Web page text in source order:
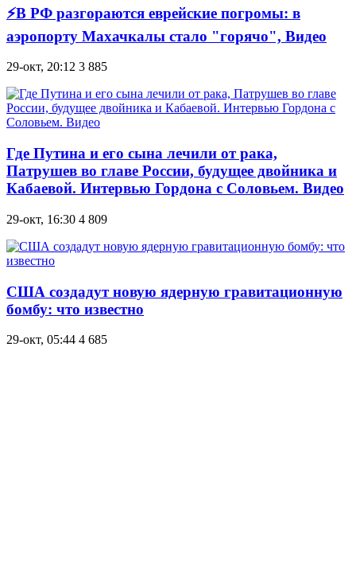
⚡В РФ разгораются еврейские погромы: в
аэропорту Махачкалы стало "горячо", Видео
29-окт, 20:12 3 885
Где Путина и его сына лечили от рака,
Патрушев во главе России, будущее двойника и
Кабаевой. Интервью Гордона с Соловьем. Видео
29-окт, 16:30 4 809
США создадут новую ядерную гравитационную
бомбу: что известно
29-окт, 05:44 4 685